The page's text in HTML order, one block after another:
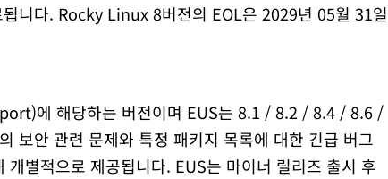
니다. Rocky Linux 8버전의 EOL은 2029년 05월 31일
에 해당하는 버전이며 EUS는 8.1 / 8.2 / 8.4 / 8.6 /
보안 관련 문제와 특정 패키지 목록에 대한 긴급 버그
별적으로 제공됩니다. EUS는 마이너 릴리즈 출시 후